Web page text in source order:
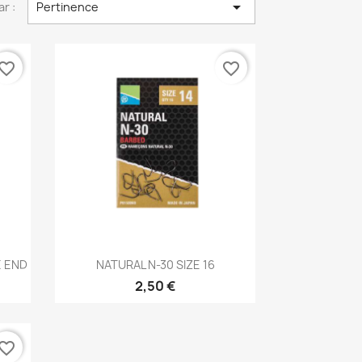
: Pertinence 
END Aperçu rapide
NATURAL N-30 SIZE 16
2,50 €
favorite_border